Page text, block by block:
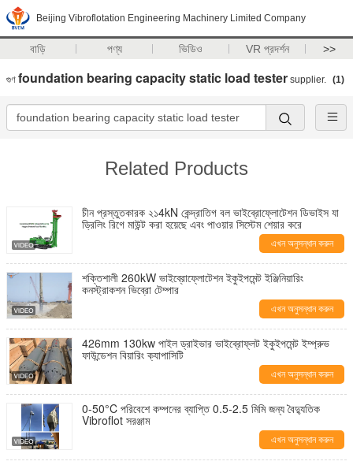
Beijing Vibroflotation Engineering Machinery Limited Company
বাড়ি পণ্য ভিডিও VR প্রদর্শন >>
গুণ foundation bearing capacity static load tester supplier. (1)
Related Products
চীন প্রস্তুতকারক ২১4kN কেন্দ্রাতিগ বল ভাইব্রোফ্লোটেশন ডিভাইস যা
ড্রিলিং রিগে মাউন্ট করা হয়েছে এবং পাওয়ার সিস্টেম শেয়ার করে
এখন অনুসন্ধান করুন
শক্তিশালী 260kW ভাইব্রোফ্লোটেশন ইকুইপমেন্ট ইঞ্জিনিয়ারিং
কনস্ট্রাকশন ভিব্রো টেম্পার
এখন অনুসন্ধান করুন
426mm 130kw পাইল ড্রাইভার ভাইব্রোফ্লট ইকুইপমেন্ট ইম্প্রুভ
ফাউন্ডেশন বিয়ারিং ক্যাপাসিটি
এখন অনুসন্ধান করুন
0-50°C পরিবেশে কম্পনের ব্যাপ্তি 0.5-2.5 মিমি জন্য বৈদ্যুতিক
Vibroflot সরঞ্জাম
এখন অনুসন্ধান করুন